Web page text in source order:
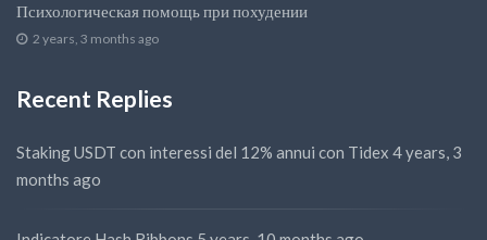
Психологическая помощь при похудении
2 years, 3 months ago
Recent Replies
Staking USDT con interessi del 12% annui con Tidex 4 years, 3
months ago